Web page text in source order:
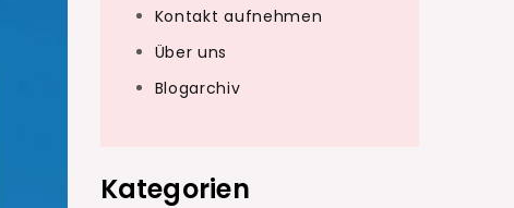
Kontakt aufnehmen
Über uns
Blogarchiv
Kategorien